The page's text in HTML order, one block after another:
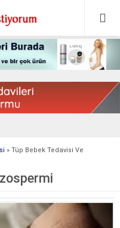
» Tüp Bebek Tedavisi Ve